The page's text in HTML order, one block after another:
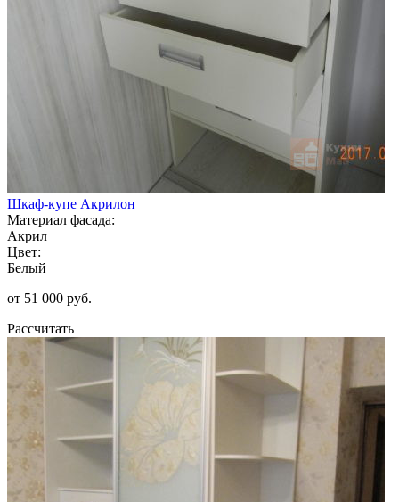
Шкаф-купе Акрилон
Материал фасада:
Акрил
Цвет:
Белый
от 51 000 руб.
Рассчитать